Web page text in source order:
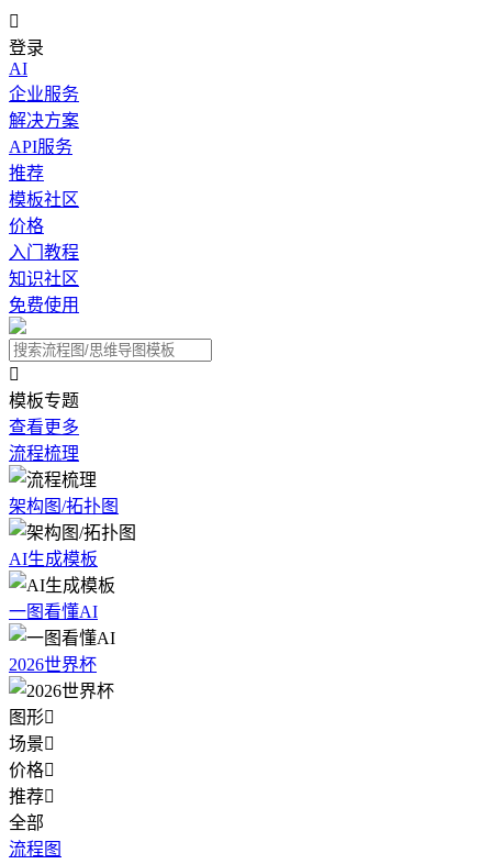

登录
AI
企业服务
解决方案
API服务
推荐
模板社区
价格
入门教程
知识社区
免费使用

模板专题
查看更多
流程梳理
架构图/拓扑图
AI生成模板
一图看懂AI
2026世界杯
图形
场景
价格
推荐
全部
流程图